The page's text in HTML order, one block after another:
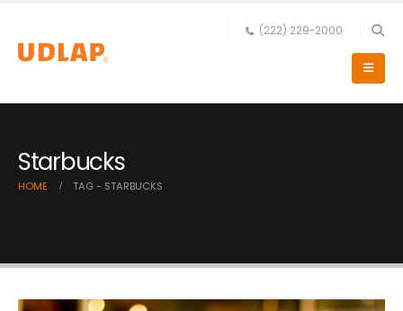
(222) 229-2000
Starbucks
HOME TAG - STARBUCKS